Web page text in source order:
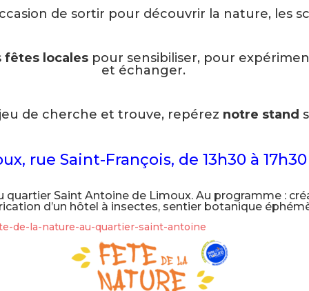
de sortir pour découvrir la nature, les
fêtes localespour sensibiliser, pour
et échanger.
de cherche et trouve, repérez notre stand
rue Saint-François, de 13h30 à 17h30
Saint Antoine de Limoux. Au programme :
d’un hôtel à insectes, sentier botanique
de-la-nature-au-quartier-saint-antoine